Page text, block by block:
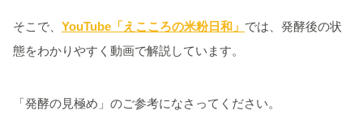
そこで、 YouTube「えこころの米粉日和 」 では、発酵後の状
態をわかりやすく動画で解説しています。
「発酵の見極め」のご参考になさってください。